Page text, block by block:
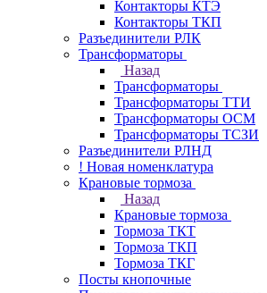
Контакторы КТЭ
Контакторы ТКП
Разъединители РЛК
Трансформаторы
Назад
Трансформаторы
Трансформаторы ТТИ
Трансформаторы ОСМ
Трансформаторы ТСЗИ
Разъединители РЛНД
! Новая номенклатура
Крановые тормоза
Назад
Крановые тормоза
Тормоза ТКТ
Тормоза ТКП
Тормоза ТКГ
Посты кнопочные